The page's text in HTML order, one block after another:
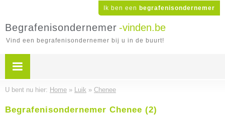
Ik ben een begrafenisondernemer
Begrafenisondernemer -vinden.be
Vind een begrafenisondernemer bij u in de buurt!
U bent nu hier: Home » Luik » Chenee
Begrafenisondernemer Chenee (2)